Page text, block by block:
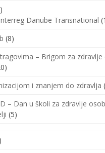
Danube Transnational
(8)
– Brigom za zdravlje
i znanjem do zdravlja
– Dan u školi za zdravlje
(5)